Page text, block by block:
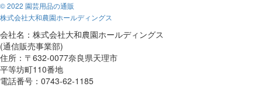
© 2022 園芸用品の通販
株式会社大和農園ホールディングス
会社名：株式会社大和農園ホールディングス
(通信販売事業部)
住所：〒632-0077奈良県天理市
平等坊町110番地
電話番号：0743-62-1185